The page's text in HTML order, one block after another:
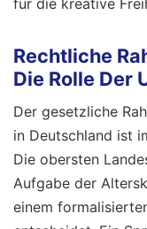
Rechtliche
Die Rolle Der
Der gesetzliche
in Deutschland ist
Die obersten
Aufgabe der
einem